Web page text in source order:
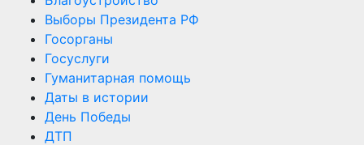
Выборы Президента РФ
Госорганы
Госуслуги
Гуманитарная помощь
Даты в истории
День Победы
ДТП